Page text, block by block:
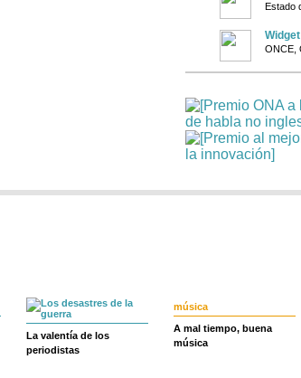
Estado
ONCE,
La valentía de los
periodistas
música
A mal tiempo, buena
música